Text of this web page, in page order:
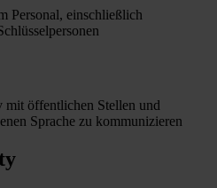
Personal, einschließlich
öffentlichen Stellen und
Sprache zu kommunizieren